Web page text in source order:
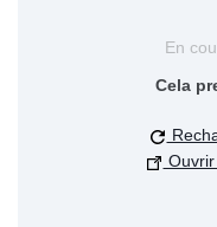
En
Cela